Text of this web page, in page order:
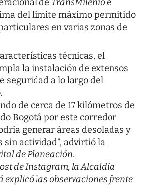
de TransMilenioe
del límite máximo permitido
en varias zonas de
técnicas, el
la instalación de extensos
seguridad a lo largo del
de cerca de 17 kilómetros de
Bogotá por este corredor
generar áreas desoladas y
sin actividad”, advirtió la
de Planeación.
de Instagram, la Alcaldía
explicó las observaciones frente